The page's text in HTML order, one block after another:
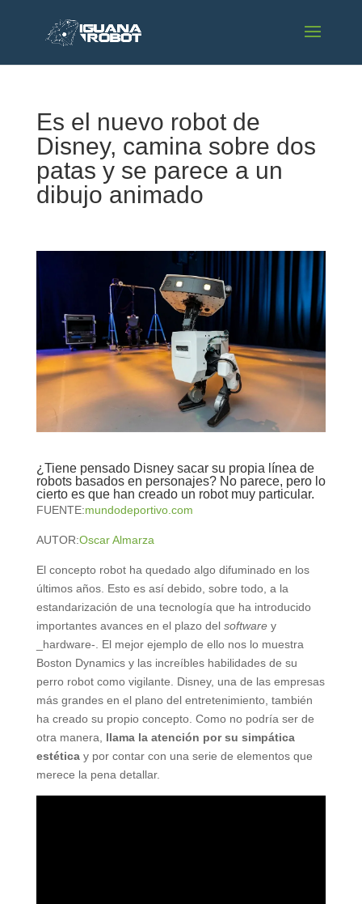
Es el nuevo robot de
Disney, camina sobre dos
patas y se parece a un
dibujo animado
¿Tiene pensado Disney sacar su propia línea de
robots basados en personajes? No parece, pero lo
cierto es que han creado un robot muy particular.
FUENTE:mundodeportivo.com
AUTOR:Oscar Almarza
El concepto robot ha quedado algo difuminado en los
últimos años. Esto es así debido, sobre todo, a la
estandarización de una tecnología que ha introducido
importantes avances en el plazo del softwarey
_hardware-. El mejor ejemplo de ello nos lo muestra
Boston Dynamics y las increíbles habilidades de su
perro robot como vigilante. Disney, una de las empresas
más grandes en el plano del entretenimiento, también
ha creado su propio concepto. Como no podría ser de
otra manera, llama la atención por su simpática
estéticay por contar con una serie de elementos que
merece la pena detallar.